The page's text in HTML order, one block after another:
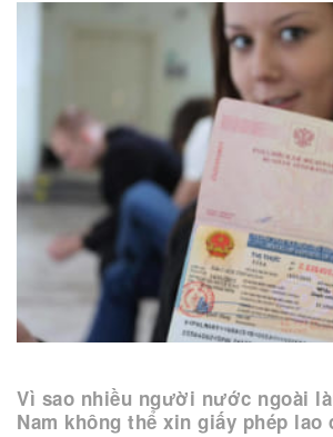
Vì sao nhiều người nước ngoài
Nam không thể xin giấy phép lao